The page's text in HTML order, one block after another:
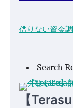
借りない資金
Search
【